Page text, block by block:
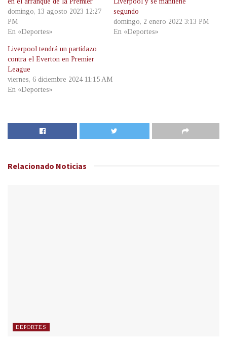
domingo, 13 agosto 2023 12:27
PM
En «Deportes»
segundo
domingo, 2 enero 2022 3:13 PM
En «Deportes»
Liverpool tendrá un partidazo
contra el Everton en Premier
League
viernes, 6 diciembre 2024 11:15 AM
En «Deportes»
Relacionado Noticias
DEPORTES